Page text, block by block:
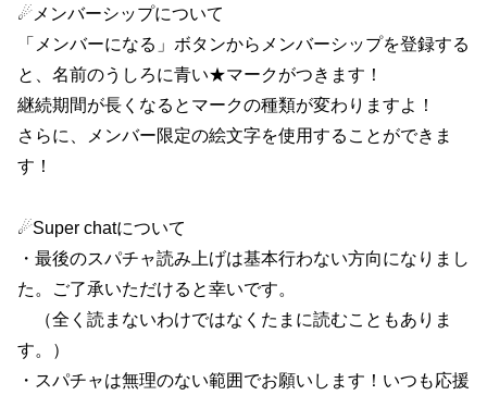
☄メンバーシップについて
「メンバーになる」ボタンからメンバーシップを登録する
と、名前のうしろに青い★マークがつきます！
継続期間が長くなるとマークの種類が変わりますよ！
さらに、メンバー限定の絵文字を使用することができま
す！
☄Super chatについて
・最後のスパチャ読み上げは基本行わない方向になりまし
た。ご了承いただけると幸いです。
（全く読まないわけではなくたまに読むこともありま
す。）
・スパチャは無理のない範囲でお願いします！いつも応援